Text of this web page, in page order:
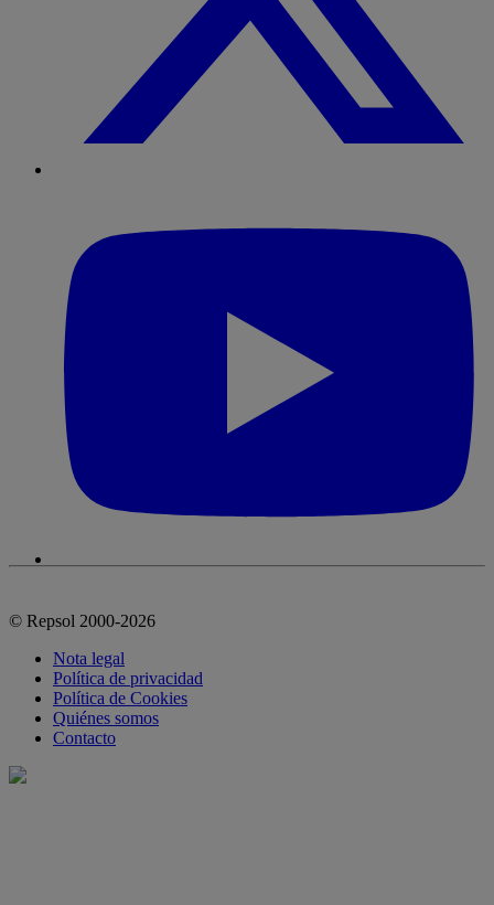
© Repsol 2000-2026
Nota legal
Política de privacidad
Política de Cookies
Quiénes somos
Contacto